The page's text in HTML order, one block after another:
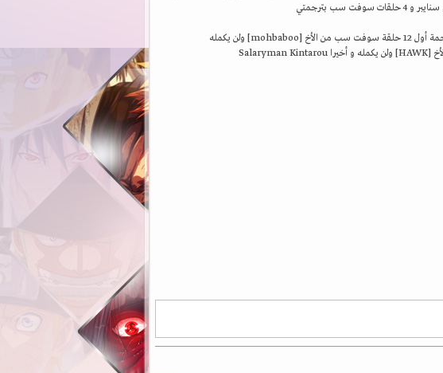
[mohbaboo] ولن يكمله
[HAWK] ولن يكمله و أخيرا Salaryman Kintarou